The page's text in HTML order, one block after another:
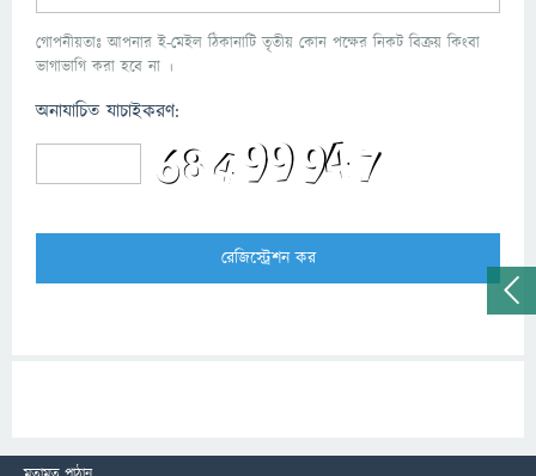
গোপনীয়তাঃ আপনার ই-মেইল ঠিকানাটি তৃতীয় কোন পক্ষের নিকট বিক্রয় কিংবা
ভাগাভাগি করা হবে না ।
অনাযাচিত যাচাইকরণ: